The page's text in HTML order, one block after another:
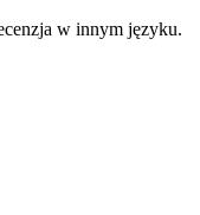
w innym języku.